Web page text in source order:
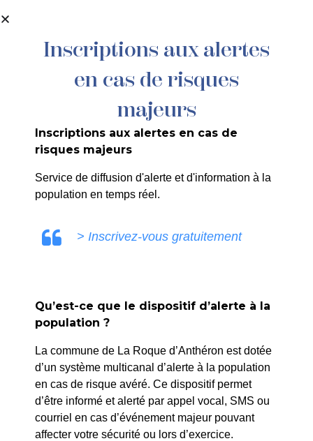
principal
038/2024 : BRONZO – Rue Gutenberg
– Branchement réseau EU
ULE0V
PRÉCÉDENT
Monnet – Raccordement réseau pluvial
039/2024 : MIRAMAS RESEAUX – Rue Giono –
Raccordement ENEDIS
Inscriptions aux alertes
en cas de risques
majeurs
Inscriptions aux alertes en cas de
risques majeurs
Service de diffusion d'alerte et d'information à la
population en temps réel.
> Inscrivez-vous gratuitement
Qu’est-ce que le dispositif d’alerte à la
population ?
La commune de La Roque d’Anthéron est dotée
d’un système multicanal d’alerte à la population
en cas de risque avéré. Ce dispositif permet
d’être informé et alerté par appel vocal, SMS ou
courriel en cas d’événement majeur pouvant
affecter votre sécurité ou lors d’exercice.